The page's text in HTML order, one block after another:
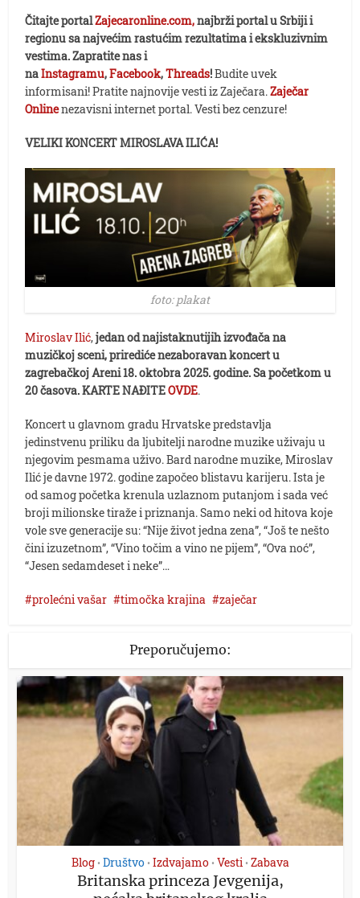
Čitajte portalZajecaronline.com,najbrži portal u Srbiji i
regionu sa najvećim rastućim rezultatima i ekskluzivnim
vestima. Zapratite nas i
naInstagramu,Facebook,Threads!Budite uvek
informisani! Pratite najnovije vesti iz Zaječara.Zaječar
Onlinenezavisni internet portal. Vesti bez cenzure!
VELIKI KONCERT MIROSLAVA ILIĆA!
foto: plakat
Miroslav Ilić,jedan od najistaknutijih izvođača na
muzičkoj sceni, prirediće nezaboravan koncert u
zagrebačkoj Areni 18. oktobra 2025. godine. Sa početkom u
20 časova.KARTE NAĐITEOVDE.
Koncert u glavnom gradu Hrvatske predstavlja
jedinstvenu priliku da ljubitelji narodne muzike uživaju u
njegovim pesmama uživo. Bard narodne muzike, Miroslav
Ilić je davne 1972. godine započeo blistavu karijeru. Ista je
od samog početka krenula uzlaznom putanjom i sada već
broji milionske tiraže i priznanja. Samo neki od hitova koje
vole sve generacije su: “Nije život jedna zena”, “Još te nešto
čini izuzetnom”, “Vino točim a vino ne pijem”, “Ova noć”,
“Jesen sedamdeset i neke”…
prolećni vašar timočka krajina zaječar
Preporučujemo:
Blog • Društvo • Izdvajamo • Vesti • Zabava
Britanska princeza Jevgenija,